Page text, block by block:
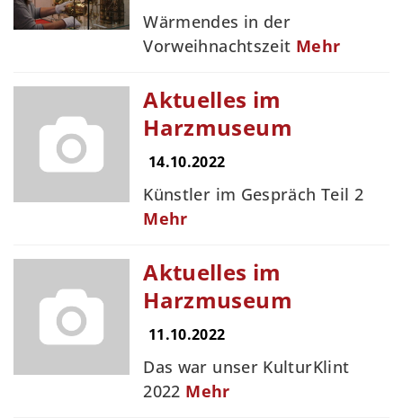
Wärmendes in der
Vorweihnachtszeit Mehr
Aktuelles im
Harzmuseum
14.10.2022
Künstler im Gespräch Teil 2
Mehr
Aktuelles im
Harzmuseum
11.10.2022
Das war unser KulturKlint
2022 Mehr